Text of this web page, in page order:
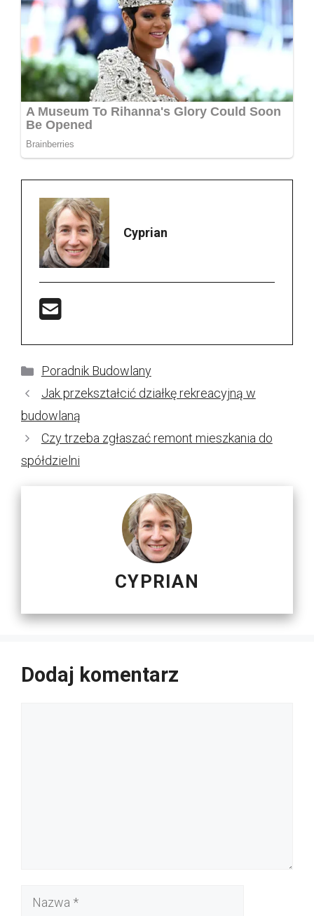
Cyprian
Kategorie
Poradnik Budowlany
Jak przekształcić działkę rekreacyjną w
budowlaną
Czy trzeba zgłaszać remont mieszkania do
spółdzielni
CYPRIAN
Dodaj komentarz
Nazwa